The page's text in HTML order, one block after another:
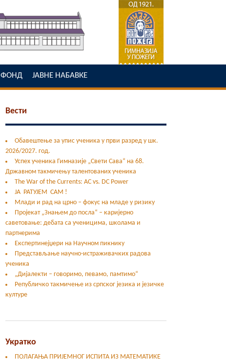
ФОНД ЈАВНЕ НАБАВКЕ
Вести
Обавештење за упис ученика у први разред у шк.
2026/2027. год.
Успех ученика Гимназије „Свети Сава“ на 68.
Државном такмичењу талентованих ученика
The War of the Currents: AC vs. DC Power
ЈА РАТУЈЕМ САМ !
Млади и рад на црно – фокус на младе у ризику
Пројекат „Знањем до посла“ – каријерно
саветовање: дебата са ученицима, школама и
партнерима
Експертинејџери на Научном пикнику
Представљање научно-истраживачких радова
ученика
„Дијалекти – говоримо, певамо, памтимо“
Републичко такмичење из српског језика и језичке
културе
Укратко
ПОЛАГАЊА ПРИЈЕМНОГ ИСПИТА ИЗ МАТЕМАТИКЕ